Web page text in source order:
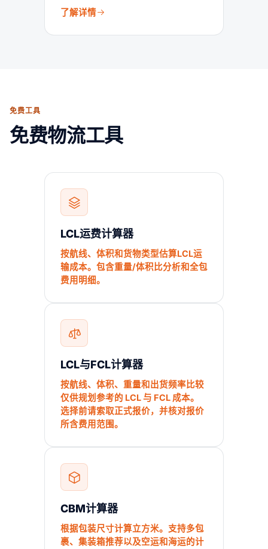
了解详情
免费工具
免费物流工具
LCL运费计算器
按航线、体积和货物类型估算LCL运
输成本。包含重量/体积比分析和全包
费用明细。
LCL与FCL计算器
按航线、体积、重量和出货频率比较
仅供规划参考的 LCL 与 FCL 成本。
选择前请索取正式报价，并核对报价
所含费用范围。
CBM计算器
根据包装尺寸计算立方米。支持多包
裹、集装箱推荐以及空运和海运的计